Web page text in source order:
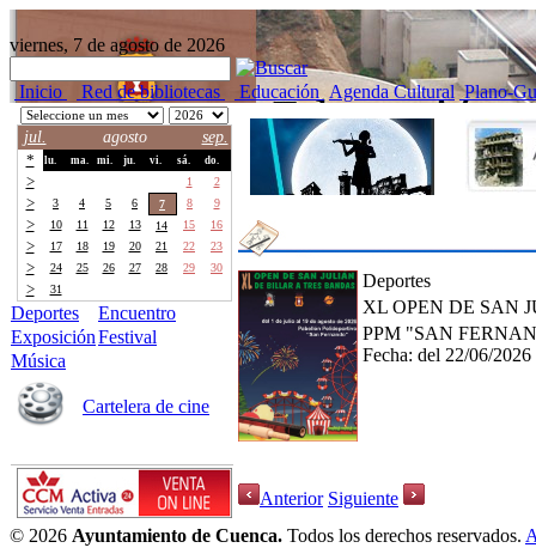
viernes, 7 de agosto de 2026
Inicio Red de bibliotecas Educación Agenda Cultural Plano-
jul. agosto
sep.
*
lu. ma. mi. ju. vi. sá. do.
> 1 2
> 3 4 5 6 7 8 9
> 10 11 12 13 14 15 16
> 17 18 19 20 21 22 23
> 24 25 26 27 28 29 30
> 31
Deportes
Encuentro
ExposiciónFestival
Música
Cartelera de cine
Deportes
XL OPEN DE SAN
PPM "SAN
Fecha: del 22/06/
Anterior Siguiente
© 2026 Ayuntamiento de Cuenca. Todos los derechos reservados.